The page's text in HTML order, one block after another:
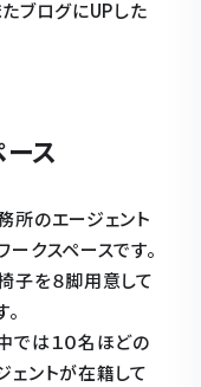
ブログにUPした
ス
所のエージェント
ークスペースです。
子を８脚用意して
では１０名ほどの
ェントが在籍して